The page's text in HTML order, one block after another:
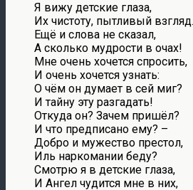
Я вижу детские глаза,
Их чистоту, пытливый взгляд.
Ещё и слова не сказал,
А сколько мудрости в очах!
Мне очень хочется спросить,
И очень хочется узнать:
О чём он думает в сей миг?
И тайну эту разгадать!
Откуда он? Зачем пришёл?
И что предписано ему? –
Добро и мужество престол,
Иль наркомании беду?
Смотрю я в детские глаза,
И Ангел чудится мне в них,